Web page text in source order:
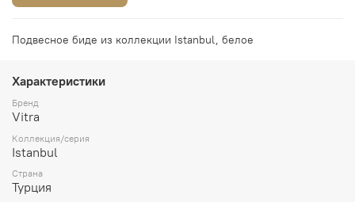
Подвесное биде из коллекции Istanbul, белое
Характеристики
Бренд
Vitra
Коллекция/серия
Istanbul
Страна
Турция